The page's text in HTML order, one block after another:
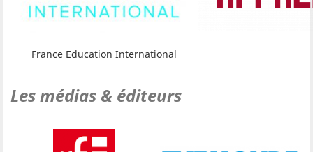
France Education International
Les médias & éditeurs